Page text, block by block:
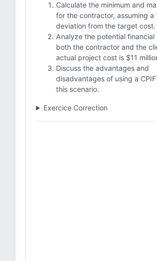
Calculate the minimum and
for the contractor, assuming a
deviation from the target cost.
Analyze the potential financial
both the contractor and the
actual project cost is $11
Discuss the advantages and
disadvantages of using a
this scenario.
Exercice Correction